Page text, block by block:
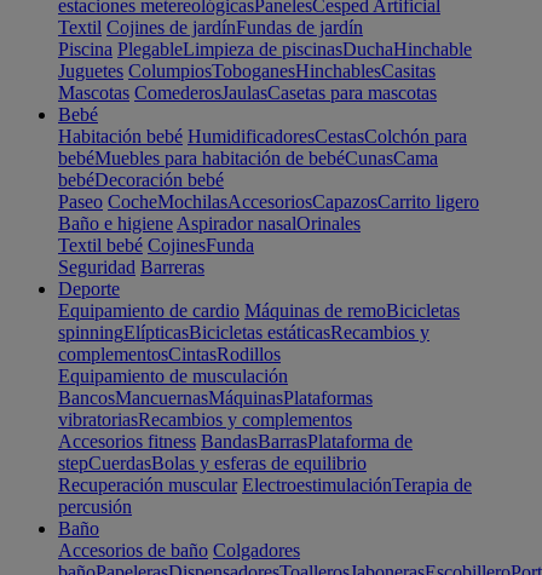
estaciones metereológicasPanelesCesped Artificial
Textil Cojines de jardínFundas de jardín
Piscina PlegableLimpieza de piscinasDuchaHinchable
Juguetes ColumpiosToboganesHinchablesCasitas
Mascotas ComederosJaulasCasetas para mascotas
Bebé
Habitación bebé HumidificadoresCestasColchón para
bebéMuebles para habitación de bebéCunasCama
bebéDecoración bebé
Paseo CocheMochilasAccesoriosCapazosCarrito ligero
Baño e higiene Aspirador nasalOrinales
Textil bebé CojinesFunda
Seguridad Barreras
Deporte
Equipamiento de cardio Máquinas de remoBicicletas
spinningElípticasBicicletas estáticasRecambios y
complementosCintasRodillos
Equipamiento de musculación
BancosMancuernasMáquinasPlataformas
vibratoriasRecambios y complementos
Accesorios fitness BandasBarrasPlataforma de
stepCuerdasBolas y esferas de equilibrio
Recuperación muscular ElectroestimulaciónTerapia de
percusión
Baño
Accesorios de baño Colgadores